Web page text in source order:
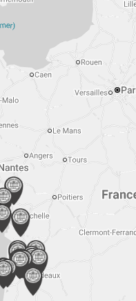
châteaux et traits de côte